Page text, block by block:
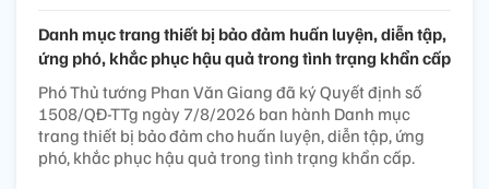
Danh mục trang thiết bị bảo đảm huấn luyện, diễn tập,
ứng phó, khắc phục hậu quả trong tình trạng khẩn cấp
Phó Thủ tướng Phan Văn Giang đã ký Quyết định số
1508/QĐ-TTg ngày 7/8/2026 ban hành Danh mục
trang thiết bị bảo đảm cho huấn luyện, diễn tập, ứng
phó, khắc phục hậu quả trong tình trạng khẩn cấp.